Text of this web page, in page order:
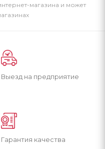
магазина и может
Выезд на предприятие
Гарантия качества